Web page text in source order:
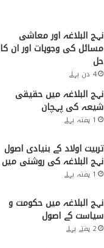
نہج البلاغہ اور معاشی
مسائل کی وجوہات اور ان کا
حل
4 دن پہلے
نہج البلاغہ میں حقیقی
شیعہ کی پہچان
1 ہفتہ پہلے
تربیت اولاد کے بنیادی اصول
نہج البلاغہ کی روشنی میں
1 ہفتہ پہلے
نہج البلاغہ میں حکومت و
سیاست کے اصول
2 ہفتے پہلے